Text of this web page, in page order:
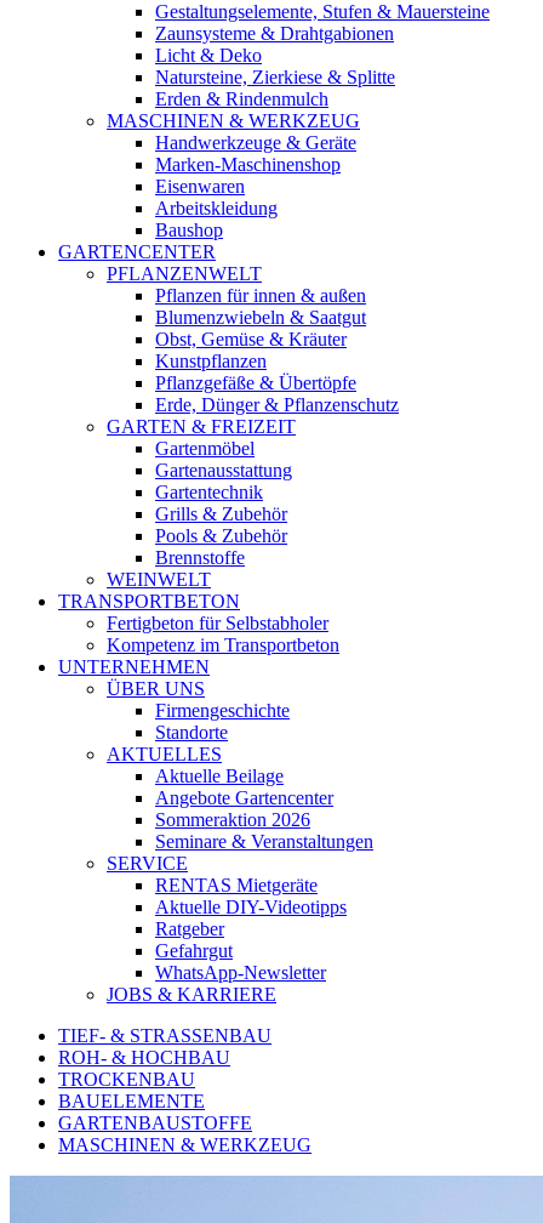
Gestaltungselemente, Stufen & Mauersteine
Zaunsysteme & Drahtgabionen
Licht & Deko
Natursteine, Zierkiese & Splitte
Erden & Rindenmulch
MASCHINEN & WERKZEUG
Handwerkzeuge & Geräte
Marken-Maschinenshop
Eisenwaren
Arbeitskleidung
Baushop
GARTENCENTER
PFLANZENWELT
Pflanzen für innen & außen
Blumenzwiebeln & Saatgut
Obst, Gemüse & Kräuter
Kunstpflanzen
Pflanzgefäße & Übertöpfe
Erde, Dünger & Pflanzenschutz
GARTEN & FREIZEIT
Gartenmöbel
Gartenausstattung
Gartentechnik
Grills & Zubehör
Pools & Zubehör
Brennstoffe
WEINWELT
TRANSPORTBETON
Fertigbeton für Selbstabholer
Kompetenz im Transportbeton
UNTERNEHMEN
ÜBER UNS
Firmengeschichte
Standorte
AKTUELLES
Aktuelle Beilage
Angebote Gartencenter
Sommeraktion 2026
Seminare & Veranstaltungen
SERVICE
RENTAS Mietgeräte
Aktuelle DIY-Videotipps
Ratgeber
Gefahrgut
WhatsApp-Newsletter
JOBS & KARRIERE
TIEF- & STRASSENBAU
ROH- & HOCHBAU
TROCKENBAU
BAUELEMENTE
GARTENBAUSTOFFE
MASCHINEN & WERKZEUG